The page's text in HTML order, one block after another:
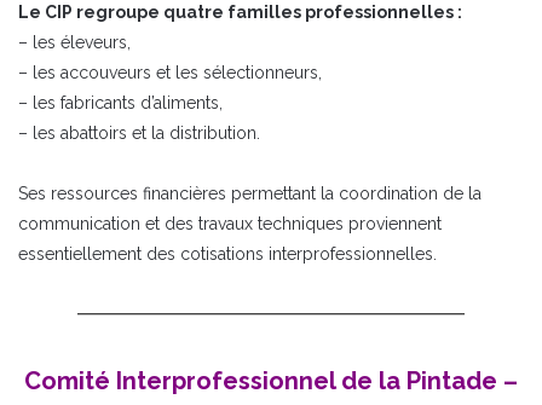
Le CIP regroupe quatre familles professionnelles :
– les éleveurs,
– les accouveurs et les sélectionneurs,
– les fabricants d’aliments,
– les abattoirs et la distribution.
Ses ressources financières permettant la coordination de la
communication et des travaux techniques proviennent
essentiellement des cotisations interprofessionnelles.
Comité Interprofessionnel de la Pintade –